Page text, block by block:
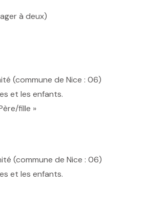
à deux)
(commune de Nice : 06)
et les enfants.
fille »
(commune de Nice : 06)
et les enfants.